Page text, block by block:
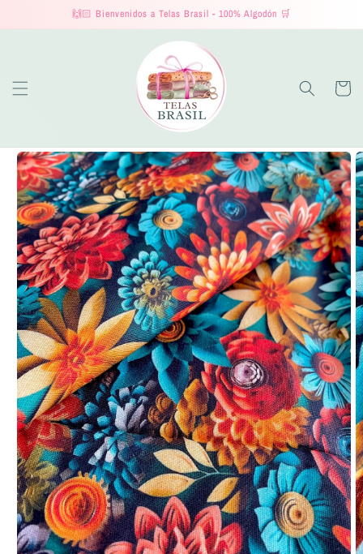
directamente
al contenido
🙌🏻 Bienvenidos a Telas Brasil - 100% Algodón 🛒
Carrito
directamente
a la
información
del producto